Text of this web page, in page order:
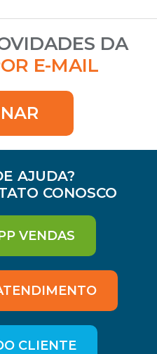
DA
E-MAIL
AJUDA?
CONOSCO
VENDAS
CLIENTE